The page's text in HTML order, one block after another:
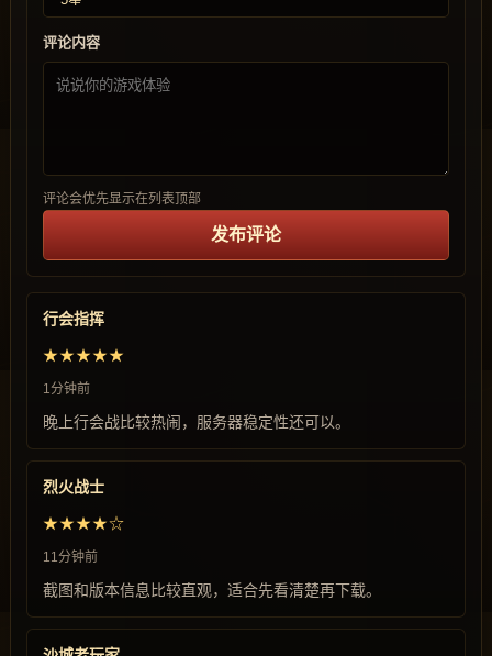
评论内容
评论会优先显示在列表顶部
发布评论
行会指挥
★★★★★
1分钟前
晚上行会战比较热闹，服务器稳定性还可以。
烈火战士
★★★★☆
11分钟前
截图和版本信息比较直观，适合先看清楚再下载。